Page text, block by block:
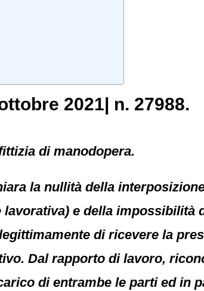
2021| n. 27988.
di manodopera.
la nullità della
e della impossibilità
di ricevere la
Dal rapporto di lavoro,
di entrambe le parti ed in